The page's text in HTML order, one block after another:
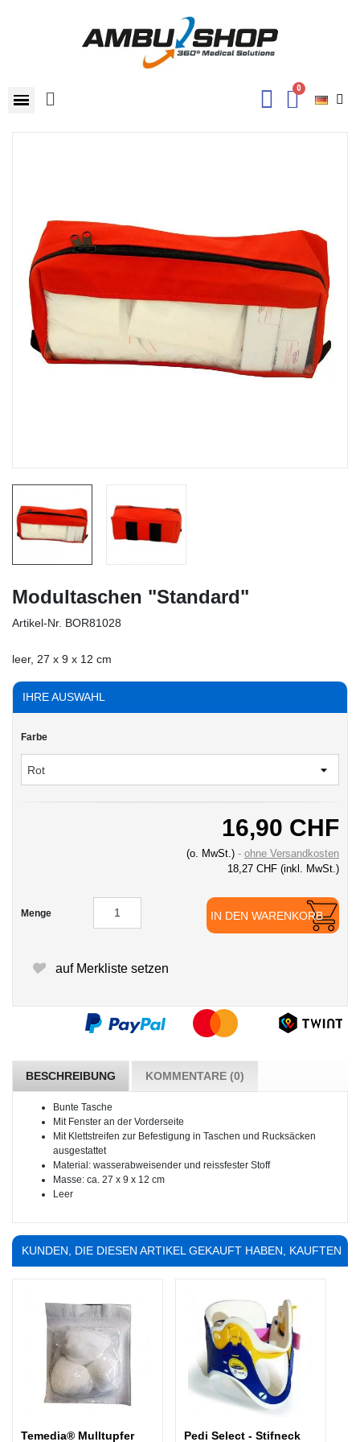
Modultaschen "Standard"
Artikel-Nr. BOR81028
leer, 27 x 9 x 12 cm
IHRE AUSWAHL
Farbe
16,90 CHF
(o. MwSt.)
ohne Versandkosten
18,27 CHF (inkl. MwSt.)
Menge IN DEN WARENKORB
auf Merkliste setzen
BESCHREIBUNG KOMMENTARE (0)
Bunte Tasche
Mit Fenster an der Vorderseite
Mit Klettstreifen zur Befestigung in Taschen und Rucksäcken
ausgestattet
Material: wasserabweisender und reissfester Stoff
Masse: ca. 27 x 9 x 12 cm
Leer
KUNDEN, DIE DIESEN ARTIKEL GEKAUFT HABEN, KAUFTEN
Temedia® Mulltupfer Pedi Select - Stifneck